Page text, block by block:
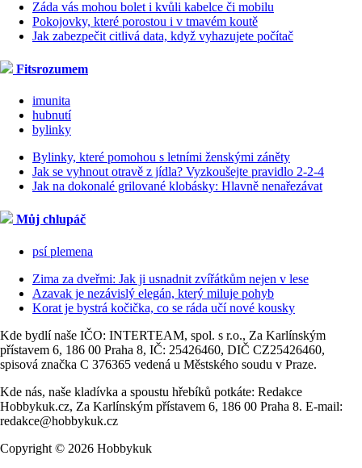
Záda vás mohou bolet i kvůli kabelce či mobilu
Pokojovky, které porostou i v tmavém koutě
Jak zabezpečit citlivá data, když vyhazujete počítač
Fitsrozumem
imunita
hubnutí
bylinky
Bylinky, které pomohou s letními ženskými záněty
Jak se vyhnout otravě z jídla? Vyzkoušejte pravidlo 2-2-4
Jak na dokonalé grilované klobásky: Hlavně nenařezávat
Můj chlupáč
psí plemena
Zima za dveřmi: Jak ji usnadnit zvířátkům nejen v lese
Azavak je nezávislý elegán, který miluje pohyb
Korat je bystrá kočička, co se ráda učí nové kousky
Kde bydlí naše IČO: INTERTEAM, spol. s r.o., Za Karlínským
přístavem 6, 186 00 Praha 8, IČ: 25426460, DIČ CZ25426460,
spisová značka C 376365 vedená u Městského soudu v Praze.
Kde nás, naše kladívka a spoustu hřebíků potkáte: Redakce
Hobbykuk.cz, Za Karlínským přístavem 6, 186 00 Praha 8. E-mail:
redakce@hobbykuk.cz
Copyright © 2026 Hobbykuk